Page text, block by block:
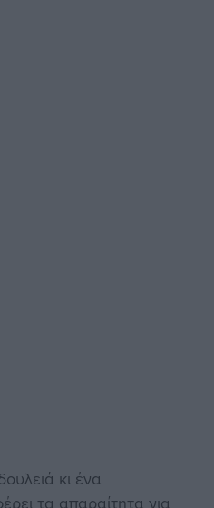
κι ένα
τα απαραίτητα για